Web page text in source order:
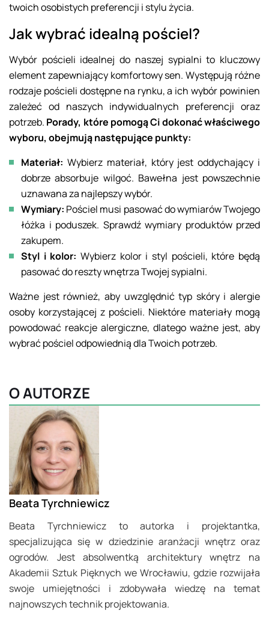
twoich osobistych preferencji i stylu życia.
Jak wybrać idealną pościel?
Wybór pościeli idealnej do naszej sypialni to kluczowy
element zapewniający komfortowy sen. Występują różne
rodzaje pościeli dostępne na rynku, a ich wybór powinien
zależeć od naszych indywidualnych preferencji oraz
potrzeb. Porady, które pomogą Ci dokonać właściwego
wyboru, obejmują następujące punkty:
Materiał: Wybierz materiał, który jest oddychający i
dobrze absorbuje wilgoć. Bawełna jest powszechnie
uznawana za najlepszy wybór.
Wymiary: Pościel musi pasować do wymiarów Twojego
łóżka i poduszek. Sprawdź wymiary produktów przed
zakupem.
Styl i kolor: Wybierz kolor i styl pościeli, które będą
pasować do reszty wnętrza Twojej sypialni.
Ważne jest również, aby uwzględnić typ skóry i alergie
osoby korzystającej z pościeli. Niektóre materiały mogą
powodować reakcje alergiczne, dlatego ważne jest, aby
wybrać pościel odpowiednią dla Twoich potrzeb.
O AUTORZE
Beata Tyrchniewicz
Beata Tyrchniewicz to autorka i projektantka,
specjalizująca się w dziedzinie aranżacji wnętrz oraz
ogrodów. Jest absolwentką architektury wnętrz na
Akademii Sztuk Pięknych we Wrocławiu, gdzie rozwijała
swoje umiejętności i zdobywała wiedzę na temat
najnowszych technik projektowania.